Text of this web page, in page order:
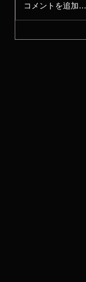
コメントを追加…